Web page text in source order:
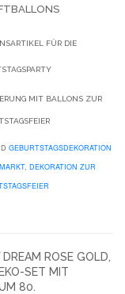
FÜR DIE
MIT BALLONS ZUR
GEBURTSTAGSDEKORATION
, DEKORATION ZUR
ROSE GOLD,
SET MIT
80.